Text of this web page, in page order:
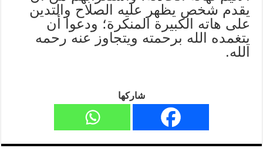
يقدم شخص يظهر عليه الصلاح والتدين
على هاته الكبيرة المنكرة؛ ودعوا أن
يتغمده الله برحمته ويتجاوز عنه رحمه
الله.
شاركها